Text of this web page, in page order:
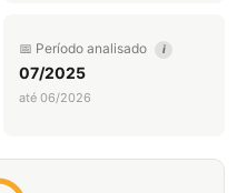
📅 Período analisado i
07/2025
até 06/2026